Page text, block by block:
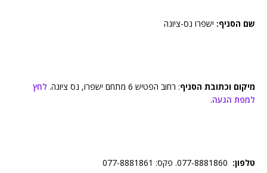
שם הסניף: ישפרו נס-ציונה
מיקום וכתובת הסניף: רחוב הפטיש 6 מתחם ישפרו, נס ציונה.
לחץ
למפת הגעה.
טלפון: